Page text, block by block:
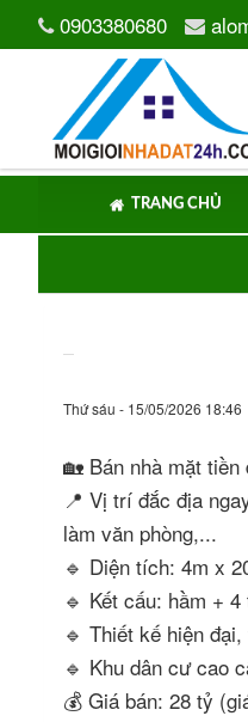
0903380680
TRANG CHỦ
Thứ sáu - 15/05/2026 18:46
🏡 Bán nhà mặt
📍 Vị trí đắc địa
làm văn phòng,...
🔹 Diện tích: 4m x
🔹 Kết cấu: hầm + 4
🔹 Thiết kế hiện
🔹 Khu dân cư cao
💰 Giá bán: 28 tỷ